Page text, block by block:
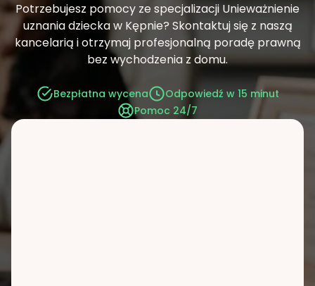
Potrzebujesz pomocy ze specjalizacji Unieważnienie
uznania dziecka w Kępnie? Skontaktuj się z naszą
kancelarią i otrzymaj profesjonalną poradę prawną
bez wychodzenia z domu.
Bezpłatna wycena
Odpowiedź w 15 minut
Pomoc 24/7